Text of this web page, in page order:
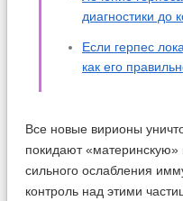
диагностики до
Если герпес
как его
Все новые вирионы
покидают «материнскую»
сильного ослабления
контроль над этими